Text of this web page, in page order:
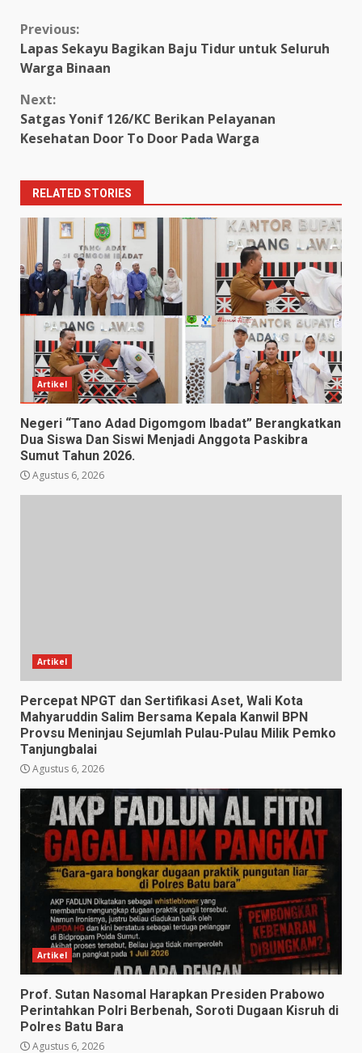
Continue
Reading
Previous:
Lapas Sekayu Bagikan Baju Tidur untuk Seluruh
Warga Binaan
Next:
Satgas Yonif 126/KC Berikan Pelayanan
Kesehatan Door To Door Pada Warga
RELATED STORIES
Artikel
Negeri “Tano Adad Digomgom Ibadat” Berangkatkan
Dua Siswa Dan Siswi Menjadi Anggota Paskibra
Sumut Tahun 2026.
Agustus 6, 2026
Artikel
Percepat NPGT dan Sertifikasi Aset, Wali Kota
Mahyaruddin Salim Bersama Kepala Kanwil BPN
Provsu Meninjau Sejumlah Pulau-Pulau Milik Pemko
Tanjungbalai
Agustus 6, 2026
Artikel
Prof. Sutan Nasomal Harapkan Presiden Prabowo
Perintahkan Polri Berbenah, Soroti Dugaan Kisruh di
Polres Batu Bara
Agustus 6, 2026